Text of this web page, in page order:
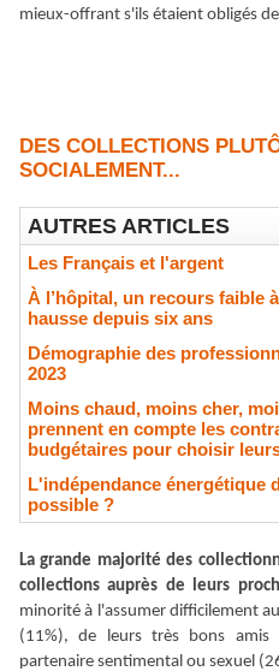
mieux-offrant s'ils étaient obligés
DES COLLECTIONS
SOCIALEMENT...
AUTRES ARTICLES
Les Français et l'argent
À l’hôpital, un recours faible
hausse depuis six ans
Démographie des
2023
Moins chaud, moins cher,
prennent en compte les
budgétaires pour choisir
L'indépendance énergétique
possible ?
La grande majorité des collectionneurs assument facilement leurs
collections auprès de leurs
minorité à l 'assumer difficilement
(11%), de leurs très bons
partenaire sentimental ou sexuel